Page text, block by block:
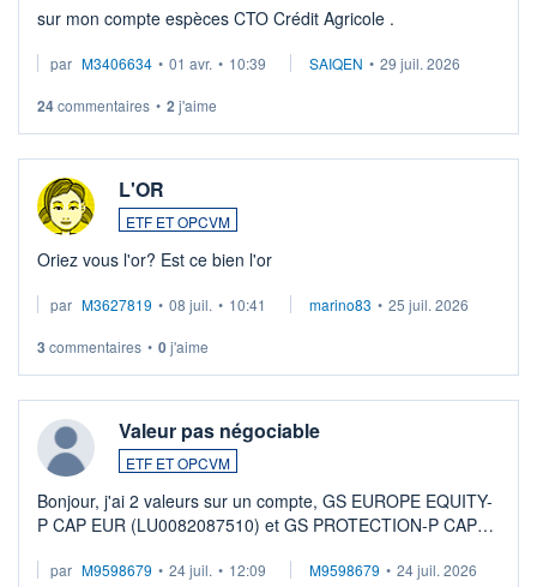
sur mon compte espèces CTO Crédit Agricole .
par M3406634 • 01 avr. • 10:39 SAIQEN • 29 juil. 2026
24commentaires • 2 j'aime
L'OR
ETF ET OPCVM
Oriez vous l'or? Est ce bien l'or
par M3627819 • 08 juil. • 10:41 marino83 • 25 juil. 2026
3 commentaires • 0j'aime
Valeur pas négociable
ETF ET OPCVM
Bonjour, j'ai 2 valeurs sur un compte, GS EUROPE EQUITY-
P CAP EUR (LU0082087510) et GS PROTECTION-P CAP
veux procéder à la vente, on me signale ...
par M9598679 • 24 juil. • 12:09 M9598679 • 24 juil. 2026